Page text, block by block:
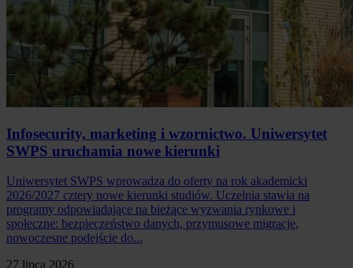
Infosecurity, marketing i wzornictwo. Uniwersytet
SWPS uruchamia nowe kierunki
Uniwersytet SWPS wprowadza do oferty na rok akademicki
2026/2027 cztery nowe kierunki studiów. Uczelnia stawia na
programy odpowiadające na bieżące wyzwania rynkowe i
społeczne: bezpieczeństwo danych, przymusowe migracje,
nowoczesne podejście do...
27 lipca 2026